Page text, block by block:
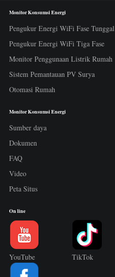
Monitor Konsumsi Energi
Pengukur Energi WiFi Fase Tunggal
Pengukur Energi WiFi Tiga Fase
Monitor Penggunaan Listrik Rumah
Sistem Pemantauan PV Surya
Otomasi Rumah
Monitor Konsumsi Energi
Sumber daya
Dokumen
FAQ
Video
Peta Situs
On line
YouTube TikTok